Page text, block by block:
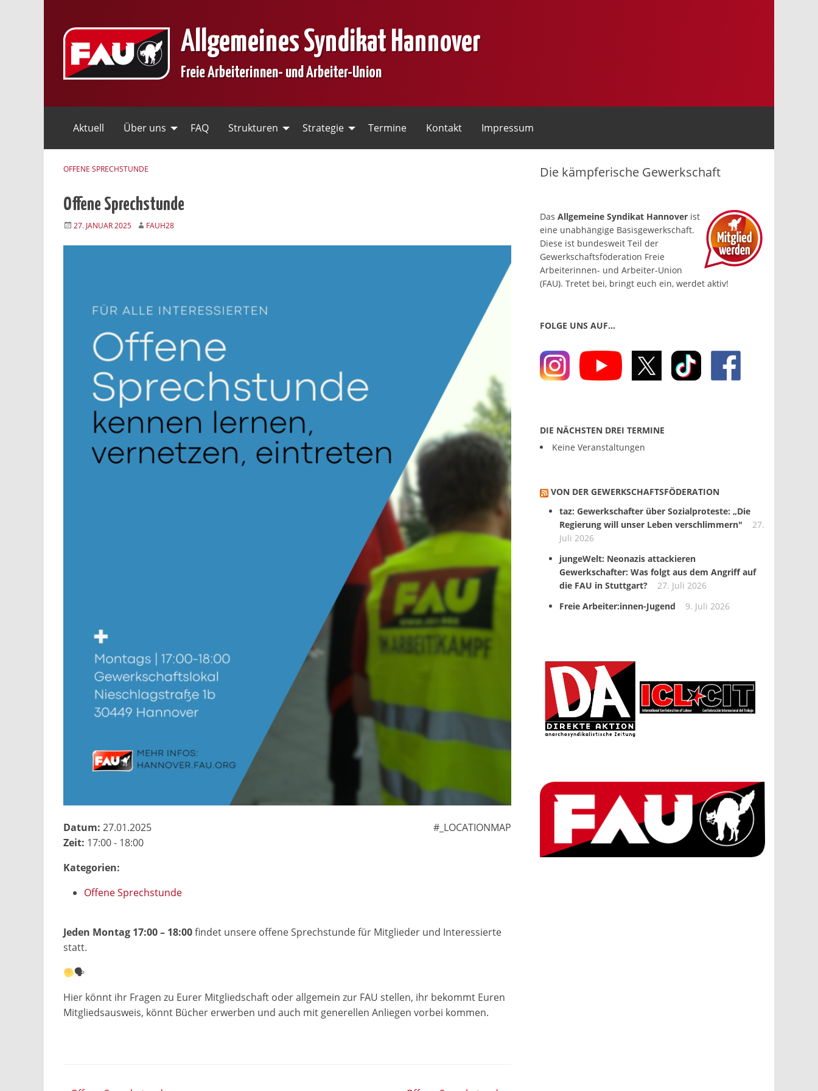
Allgemeines Syndikat Hannover
Freie Arbeiterinnen- und Arbeiter-Union
Aktuell Über uns FAQ Strukturen Strategie Termine Kontakt Impressum
OFFENE SPRECHSTUNDE
Offene Sprechstunde
27. JANUAR 2025 FAUH28
#_LOCATIONMAP
Datum: 27.01.2025
Zeit: 17:00 - 18:00
Kategorien:
Offene Sprechstunde
Jeden Montag 17:00 – 18:00findet unsere offene Sprechstunde für Mitglieder und Interessierte
statt.
🗣
Hier könnt ihr Fragen zu Eurer Mitgliedschaft oder allgemein zur FAU stellen, ihr bekommt Euren
Mitgliedsausweis, könnt Bücher erwerben und auch mit generellen Anliegen vorbei kommen.
Die kämpferische Gewerkschaft
Das Allgemeine Syndikat Hannover ist
eine un­abhängige Basis­gewerkschaft.
Diese ist bundesweit Teil der
Gewerkschafts­föderation Freie
Arbeiterinnen- und Arbeiter-Union
(FAU). Tretet bei, bringt euch ein, werdet aktiv!
FOLGE UNS AUF…
DIE NÄCHSTEN DREI TERMINE
Keine Veranstaltungen
VON DER GEWERKSCHAFTS­FÖDERATION
taz: Gewerkschafter über Sozialproteste: „Die
Regierung will unser Leben verschlimmern"
27.
Juli 2026
jungeWelt: Neonazis attackieren
Gewerkschafter: Was folgt aus dem Angriff auf
die FAU in Stuttgart?
27. Juli 2026
Freie Arbeiter:innen-Jugend
9. Juli 2026